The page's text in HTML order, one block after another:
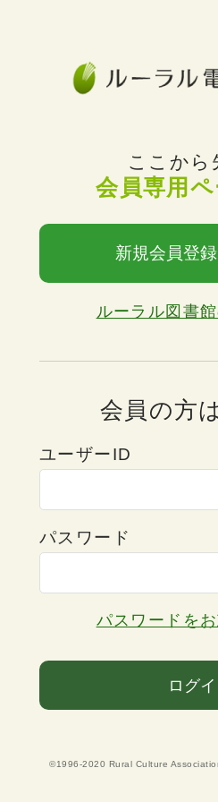
ここから
会員専用
新規会員登
ルーラル図書
会員の方
ユーザーID
パスワード
パスワードを
ログ
©1996-2020 Rural Culture